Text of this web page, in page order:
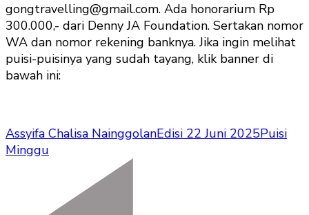
gongtravelling@gmail.com. Ada honorarium Rp
300.000,- dari Denny JA Foundation. Sertakan nomor
WA dan nomor rekening banknya. Jika ingin melihat
puisi-puisinya yang sudah tayang, klik banner di
bawah ini:
Assyifa Chalisa NainggolanEdisi 22 Juni 2025Puisi
Minggu